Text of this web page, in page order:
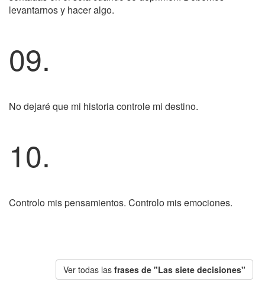
levantarnos y hacer algo.
09.
No dejaré que mi historia controle mi destino.
10.
Controlo mis pensamientos. Controlo mis emociones.
Ver todas las frases de "Las siete decisiones"